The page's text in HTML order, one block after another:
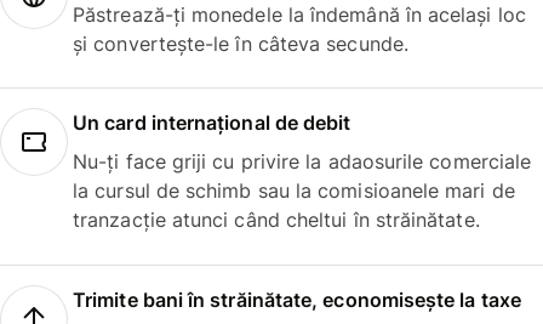
Păstrează-ți monedele la îndemână în același loc
și convertește-le în câteva secunde.
Un card internațional de debit
Nu-ți face griji cu privire la adaosurile comerciale
la cursul de schimb sau la comisioanele mari de
tranzacție atunci când cheltui în străinătate.
Trimite bani în străinătate, economisește la taxe